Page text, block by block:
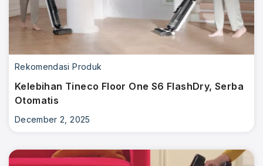
Rekomendasi Produk
Kelebihan Tineco Floor One S6 FlashDry, Serba
Otomatis
December 2, 2025